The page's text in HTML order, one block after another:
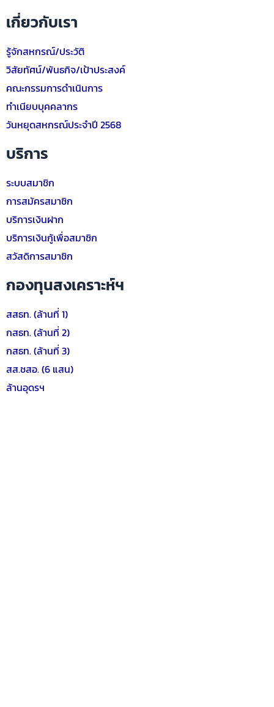
เกี่ยวกับเรา
รู้จักสหกรณ์/ประวัติ
วิสัยทัศน์/พันธกิจ/เป้าประสงค์
คณะกรรมการดำเนินการ
ทำเนียบบุคคลากร
วันหยุดสหกรณ์ประจำปี 2568
บริการ
ระบบสมาชิก
การสมัครสมาชิก
บริการเงินฝาก
บริการเงินกู้เพื่อสมาชิก
สวัสดิการสมาชิก
กองทุนสงเคราะห์ฯ
สสธท. (ล้านที่ 1)
กสธท. (ล้านที่ 2)
กสธท. (ล้านที่ 3)
สส.ชสอ. (6 แสน)
ล้านอุดรฯ